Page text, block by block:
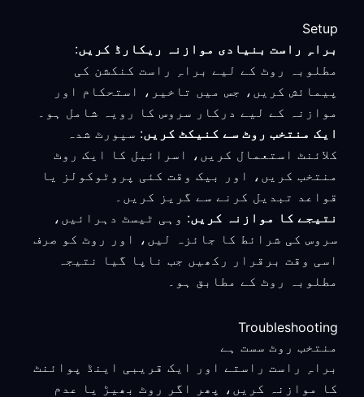
Setup
براہِ راست بنیادی موازنہ ریکارڈ کریں:
مطلوبہ روٹ کے لیے براہِ راست کنکشن کی
پیمائش کریں، جس میں تاخیر، استحکام اور
موازنہ کے لیے درکار سروس کا رویہ شامل ہو۔
ایک منتخب روٹ سے کنیکٹ کریں: سپورٹ شدہ
کلائنٹ استعمال کریں، اسرائیل کا ایک روٹ
منتخب کریں، اور بیک وقت کئی پروٹوکولز یا
قواعد تبدیل کرنے سے گریز کریں۔
نتیجے کا موازنہ کریں: وہی ٹیسٹ دہرائیں،
سروس کی شرائط کا جائزہ لیں، اور روٹ کو صرف
اسی وقت برقرار رکھیں جب ناپا گیا نتیجہ
مطلوبہ روٹ کے مطابق ہو۔
Troubleshooting
منتخب روٹ سست ہے
براہِ راست راستے اور ایک قریبی اینڈ پوائنٹ
کا موازنہ کریں، پھر اگر روٹ بھیڑ یا عدم